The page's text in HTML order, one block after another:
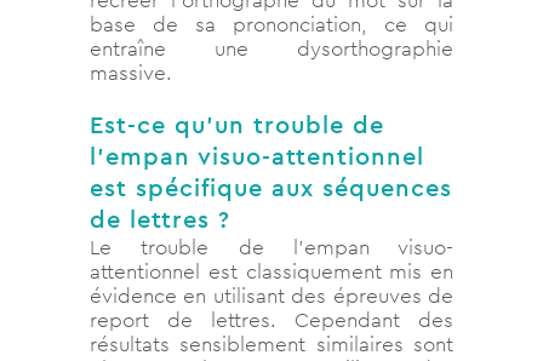
base de sa prononciation, ce qui
entraîne une dysorthographie
massive.
Est-ce qu’un trouble de
l’empan visuo-attentionnel
est spécifique aux séquences
de lettres ?
Le trouble de l’empan visuo-
attentionnel est classiquement mis en
évidence en utilisant des épreuves de
report de lettres. Cependant des
résultats sensiblement similaires sont